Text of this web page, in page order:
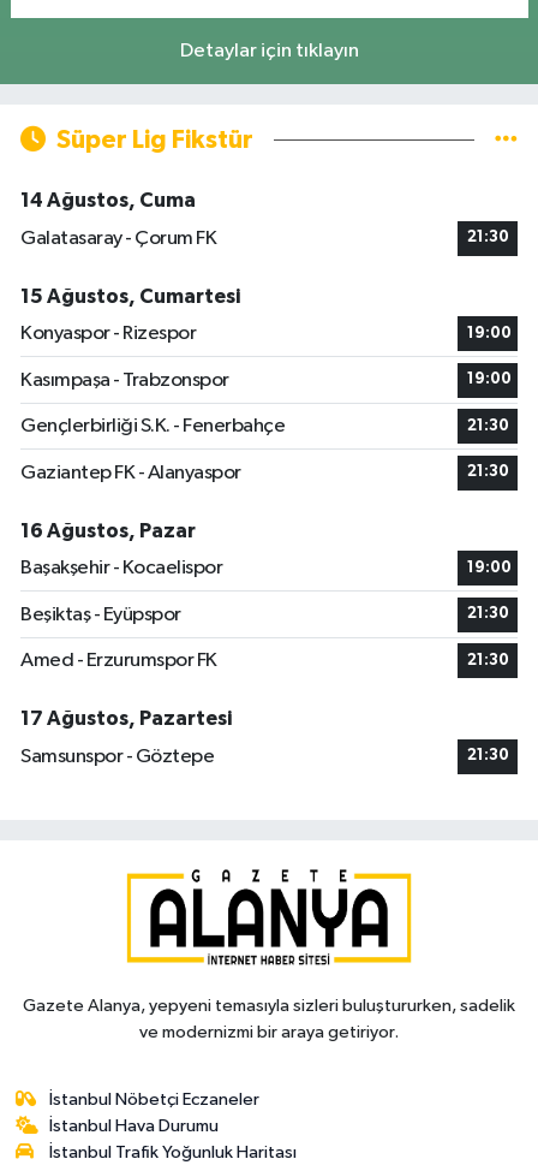
Detaylar için tıklayın
Süper Lig Fikstür
14 Ağustos, Cuma
Galatasaray - Çorum FK
21:30
15 Ağustos, Cumartesi
Konyaspor - Rizespor
19:00
Kasımpaşa - Trabzonspor 19:00
Gençlerbirliği S.K. - Fenerbahçe 21:30
Gaziantep FK - Alanyaspor 21:30
16 Ağustos, Pazar
Başakşehir - Kocaelispor
19:00
Beşiktaş - Eyüpspor 21:30
Amed - Erzurumspor FK 21:30
17 Ağustos, Pazartesi
Samsunspor - Göztepe
21:30
Gazete Alanya, yepyeni temasıyla sizleri buluştururken, sadelik
ve modernizmi bir araya getiriyor.
İstanbul Nöbetçi Eczaneler
İstanbul Hava Durumu
İstanbul Trafik Yoğunluk Haritası